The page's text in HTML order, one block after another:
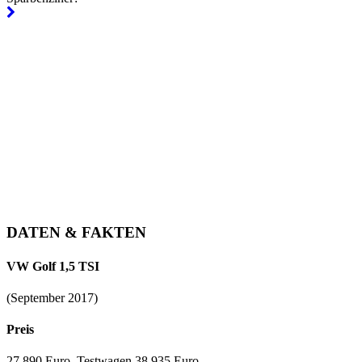
DATEN & FAKTEN
VW Golf 1,5 TSI
(September 2017)
Preis